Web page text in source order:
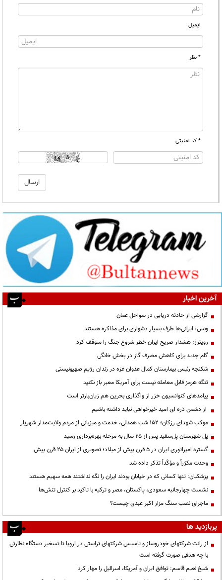
ایمیل
* نظر
* کد امنیتی
آخرین اخبار
گزارشی از حادثه دریایی در سواحل عمان
ونس: ایرانی‌ها طرف بسیار دشواری برای مذاکره هستند
رویترز: هشدار صریح ایران خطر شروع جنگ را متوقف کرد
گام جدید برای کاهش مصرف گاز در بخش خانگی
شکنجه رئیس بیمارستان کمال عدوان غزه در زندان رژیم صهیونیستی
تنگه هرمز قابل معامله نیست برای آمریکا معبر باز نکنید
پیامدهای کنوانسیون خزر از واگذاری بحرین هم زیان‌بارتر است
از دشمن ذره ای امید خیرخواهی نباید داشته باشیم
موکب شهدای رزکان؛ ۱۵۲ شب همدلی، خدمت و میزبانی از مردم ولایت‌مدار شهریار
پل شهرستان پل‌سفید پس از ۲۵ سال به مرحله بهره‌برداری رسید
گستره امپراتوری ایران در ۵ قرن پیش از میلاد؛ تصویری از ایران ۲۵ قرن پیش
وحدت مکرّراً و مؤکّداً تذکر داده شد
پزشکیان: تنها کسانی که در خیابان بودند ایران را نگه نداشتند همه سهیم هستند
نشست چهارجانبه سعودی، پاکستان، مصر و ترکیه با تاکید بر کنترل تنش‌ها
ماجرای نصب سنگ مزار اکبر عبدی چیست؟
پربازدید ها
از رانت‌ شرکتهای خودروساز و تاسیس شرکتهای تراستی در اروپا تا تسخیر دستگاه نظارتی
با چه هدفی صورت گرفته است
شیخ نعیم قاسم: توافق ایران و آمریکا، اسرائیل را مهار کرد